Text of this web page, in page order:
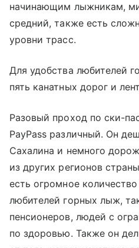
начинающим лыжникам,
средний, также есть
уровни трасс.
Для удобства любителей
пять канатных дорог и
Разовый проход по ски-
PayPass различный. Он
Сахалина и немного
из других регионов
есть огромное
любителей горных лыж,
пенсионеров, людей с
по здоровью. Также он